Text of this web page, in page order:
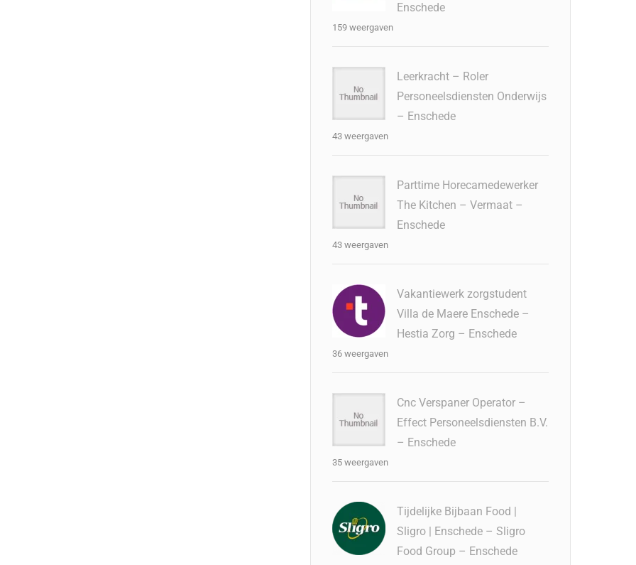
Enschede
159 weergaven
Leerkracht – Roler
Personeelsdiensten Onderwijs
– Enschede
43 weergaven
Parttime Horecamedewerker
The Kitchen – Vermaat –
Enschede
43 weergaven
Vakantiewerk zorgstudent
Villa de Maere Enschede –
Hestia Zorg – Enschede
36 weergaven
Cnc Verspaner Operator –
Effect Personeelsdiensten B.V.
– Enschede
35 weergaven
Tijdelijke Bijbaan Food |
Sligro | Enschede – Sligro
Food Group – Enschede